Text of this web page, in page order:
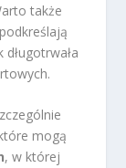
także
mogą
, w której